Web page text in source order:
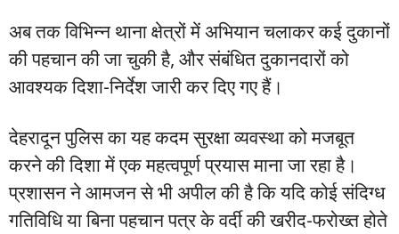
अब तक विभिन्न थाना क्षेत्रों में अभियान चलाकर कई दुकानों
की पहचान की जा चुकी है, और संबंधित दुकानदारों को
आवश्यक दिशा-निर्देश जारी कर दिए गए हैं।
देहरादून पुलिस का यह कदम सुरक्षा व्यवस्था को मजबूत
करने की दिशा में एक महत्वपूर्ण प्रयास माना जा रहा है।
प्रशासन ने आमजन से भी अपील की है कि यदि कोई संदिग्ध
गतिविधि या बिना पहचान पत्र के वर्दी की खरीद-फरोख्त होते